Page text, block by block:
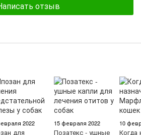
отзыв
2022
для
15 февраля 2022
Позатекс - ушные
10
Когда